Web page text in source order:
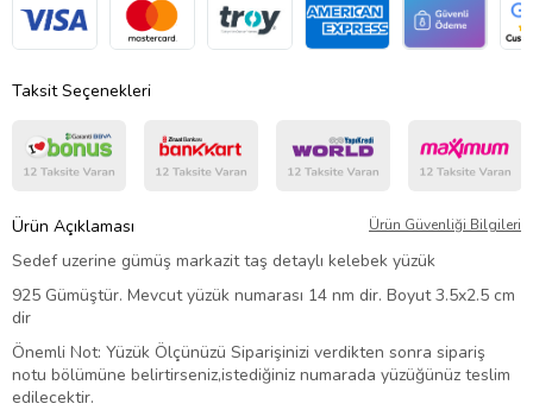
Taksit Seçenekleri
Ürün Açıklaması Ürün Güvenliği Bilgileri
Sedef uzerine gümüş markazit taş detaylı kelebek yüzük
925 Gümüştür. Mevcut yüzük numarası 14 nm dir. Boyut 3.5x2.5 cm
dir
Önemli Not: Yüzük Ölçünüzü Siparişinizi verdikten sonra sipariş
notu bölümüne belirtirseniz,istediğiniz numarada yüzüğünüz teslim
edilecektir.